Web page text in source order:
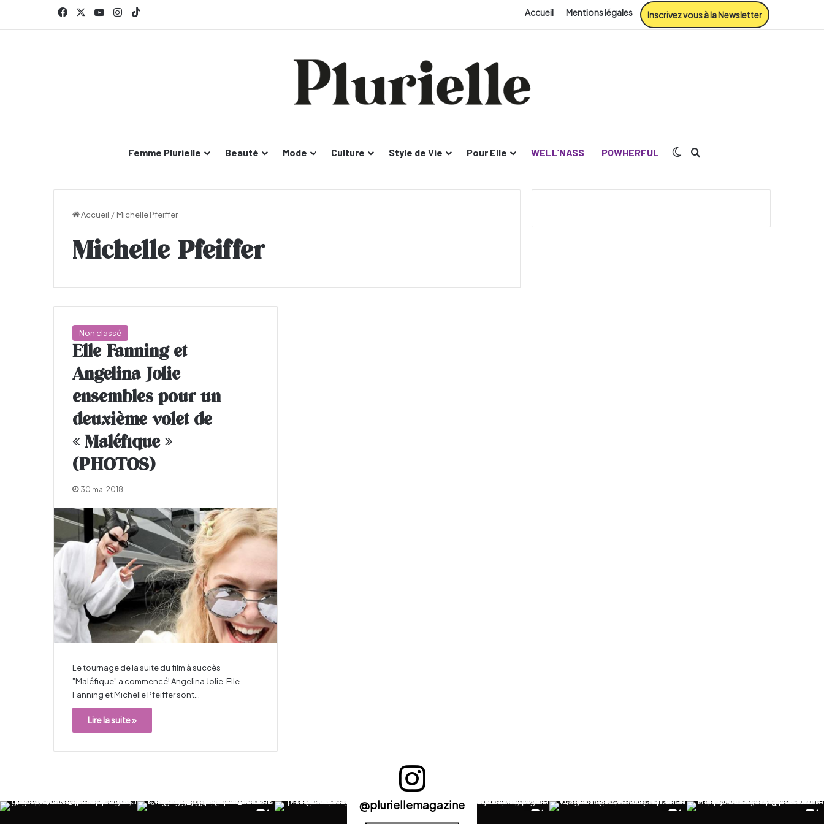
FacebookYouTubeInstagram Accueil Mentions légales Inscrivez vous à la Newsletter
Femme Plurielle Beauté Mode Culture Style de Vie Pour Elle WELL’NASS POWHERFUL Switch skin
Accueil / Michelle Pfeiffer
Michelle Pfeiffer
Non classé
Elle Fanning et
Angelina Jolie
ensembles pour un
deuxième volet de
« Maléfique »
(PHOTOS)
30 mai 2018
Le tournage de la suite du film à succès
"Maléfique" a commencé! Angelina Jolie, Elle
Fanning et Michelle Pfeiffer sont…
Lire la suite »
@pluriellemagazine